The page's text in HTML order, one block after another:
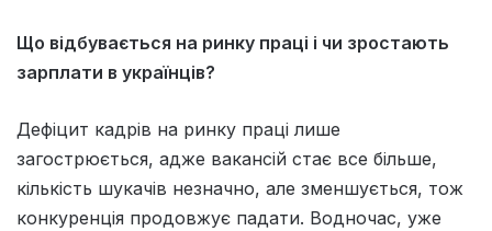
Що відбувається на ринку праці і чи зростають
зарплати в українців?
Дефіцит кадрів на ринку праці лише
загострюється, адже вакансій стає все більше,
кількість шукачів незначно, але зменшується, тож
конкуренція продовжує падати. Водночас, уже